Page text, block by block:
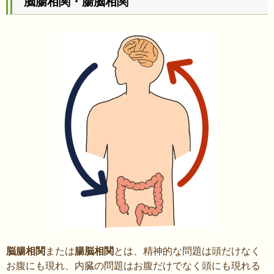
脳腸相関 または腸脳相関 とは、精神的な問題は頭だけなく
お腹にも現れ、内臓の問題はお腹だけでなく頭にも現れる